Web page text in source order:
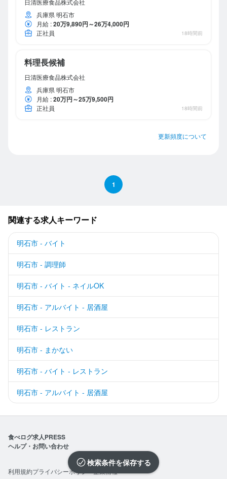
兵庫県 明石市
月給 :20万9,890円～26万4,000円
正社員 18時間前
料理長候補
日清医療食品株式会社
兵庫県 明石市
月給 :20万円～25万9,500円
正社員 18時間前
更新頻度について
1
検索条件を保存
関連する求人キーワード
明石市 - バイト
明石市 - 調理師
明石市 - バイト - ネイルOK
明石市 - アルバイト - 居酒屋
明石市 - レストラン
明石市 - まかない
明石市 - バイト - レストラン
明石市 - アルバイト - 居酒屋
食べログ求人PRESS
ヘルプ・お問い合わせ
利用規約プライバシーポリシー